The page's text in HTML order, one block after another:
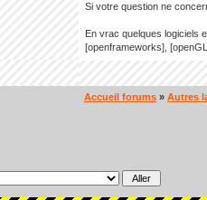
Si votre question ne
En vrac quelques logiciels
[openframeworks],
Accueil forums » Autres